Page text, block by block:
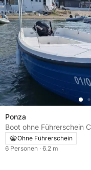
Ponza
Boot ohne Führerschein Cantieri
Nautici Parisi 6.20
Ohne Führerschein
6 Personen · 6.2 m